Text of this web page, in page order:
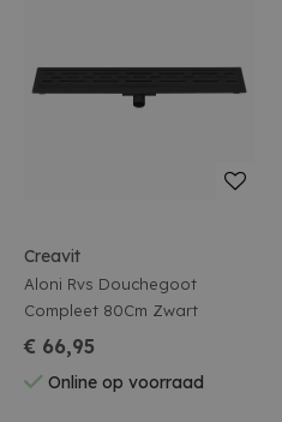
Creavit
Aloni Rvs Douchegoot
Compleet 80Cm Zwart
€ 66,95
Online op voorraad